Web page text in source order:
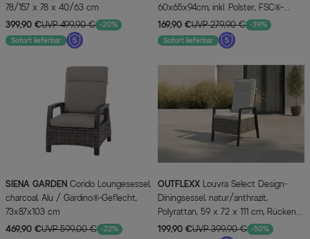
78/157 x 78 x 40/63 cm
399,90 €UVP 499,90 € -20%
Sofort lieferbar
60x65x94cm, inkl. Polster, FSC®-
zertifiziertes Produkt
169,90 €UVP 279,90 € -39%
Sofort lieferbar
SIENA GARDEN
charcoal, Alu / Gardino®-Geflecht,
73x87x103 cm
469,90 €UVP 599,00 € -22%
OUTFLEXX
Diningsessel, natur/anthrazit,
Polyrattan, 59 x 72 x 111 cm, Rücken
stufenlos verstellbar
199,90 €UVP 399,90 € -50%